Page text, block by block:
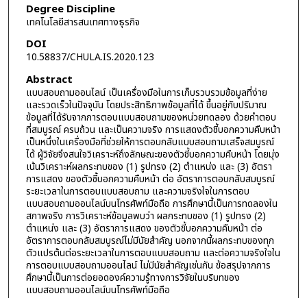
Degree Discipline
เทคโนโลยีสารสนเทศทางธุรกิจ
DOI
10.58837/CHULA.IS.2020.123
Abstract
แบบสอบถามออนไลน์ เป็นเครื่องมือในการเก็บรวบรวมข้อมูลที่ง่าย
และรวดเร็วในปัจจุบัน โดยประสิทธิภาพข้อมูลที่ได้ ขึ้นอยู่กับปริมาณ
ข้อมูลที่ได้รับจากการตอบแบบสอบถามของหน่วยทดลอง ด้วยคำตอบ
ที่สมบูรณ์ ครบถ้วน และเป็นความจริง การแสดงตัวชี้บอกความคืบหน้า
เป็นหนึ่งในเครื่องมือที่ช่วยให้การตอบกลับแบบสอบถามเสร็จสมบูรณ์
ได้ ผู้วิจัยจึงสนใจวิเคราะห์ถึงลักษณะของตัวชี้บอกความคืบหน้า โดยมุ่ง
เน้นวิเคราะห์ผลกระทบของ (1) รูปทรง (2) ตำแหน่ง และ (3) อัตรา
การแสดง ของตัวชี้บอกความคืบหน้า ต่อ อัตราการตอบกลับสมบูรณ์
ระยะเวลาในการตอบแบบสอบถาม และความจริงใจในการตอบ
แบบสอบถามออนไลน์บนโทรศัพท์มือถือ การศึกษานี้เป็นการทดลองใน
สภาพจริง การวิเคราะห์ข้อมูลพบว่า ผลกระทบของ (1) รูปทรง (2)
ตำแหน่ง และ (3) อัตราการแสดง ของตัวชี้บอกความคืบหน้า ต่อ
อัตราการตอบกลับสมบูรณ์ไม่มีนัยสำคัญ นอกจากนี้ผลกระทบของทุก
ตัวแปรต้นต่อระยะเวลาในการตอบแบบสอบถาม และต่อความจริงใจใน
การตอบแบบสอบถามออนไลน์ ไม่มีนัยสำคัญเช่นกัน ข้อสรุปจากการ
ศึกษานี้เป็นการต่อยอดองค์ความรู้ทางการวิจัยในบริบทของ
แบบสอบถามออนไลน์บนโทรศัพท์มือถือ